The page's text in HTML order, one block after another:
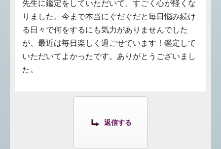
先生に鑑定をしていただいて、すごく心が軽くな
りました。今まで本当にぐだぐだと毎日悩み続け
る日々で何をするにも気力がありませんでした
が、最近は毎日楽しく過ごせています！鑑定して
いただいてよかったです。ありがとうございまし
た。
返信する